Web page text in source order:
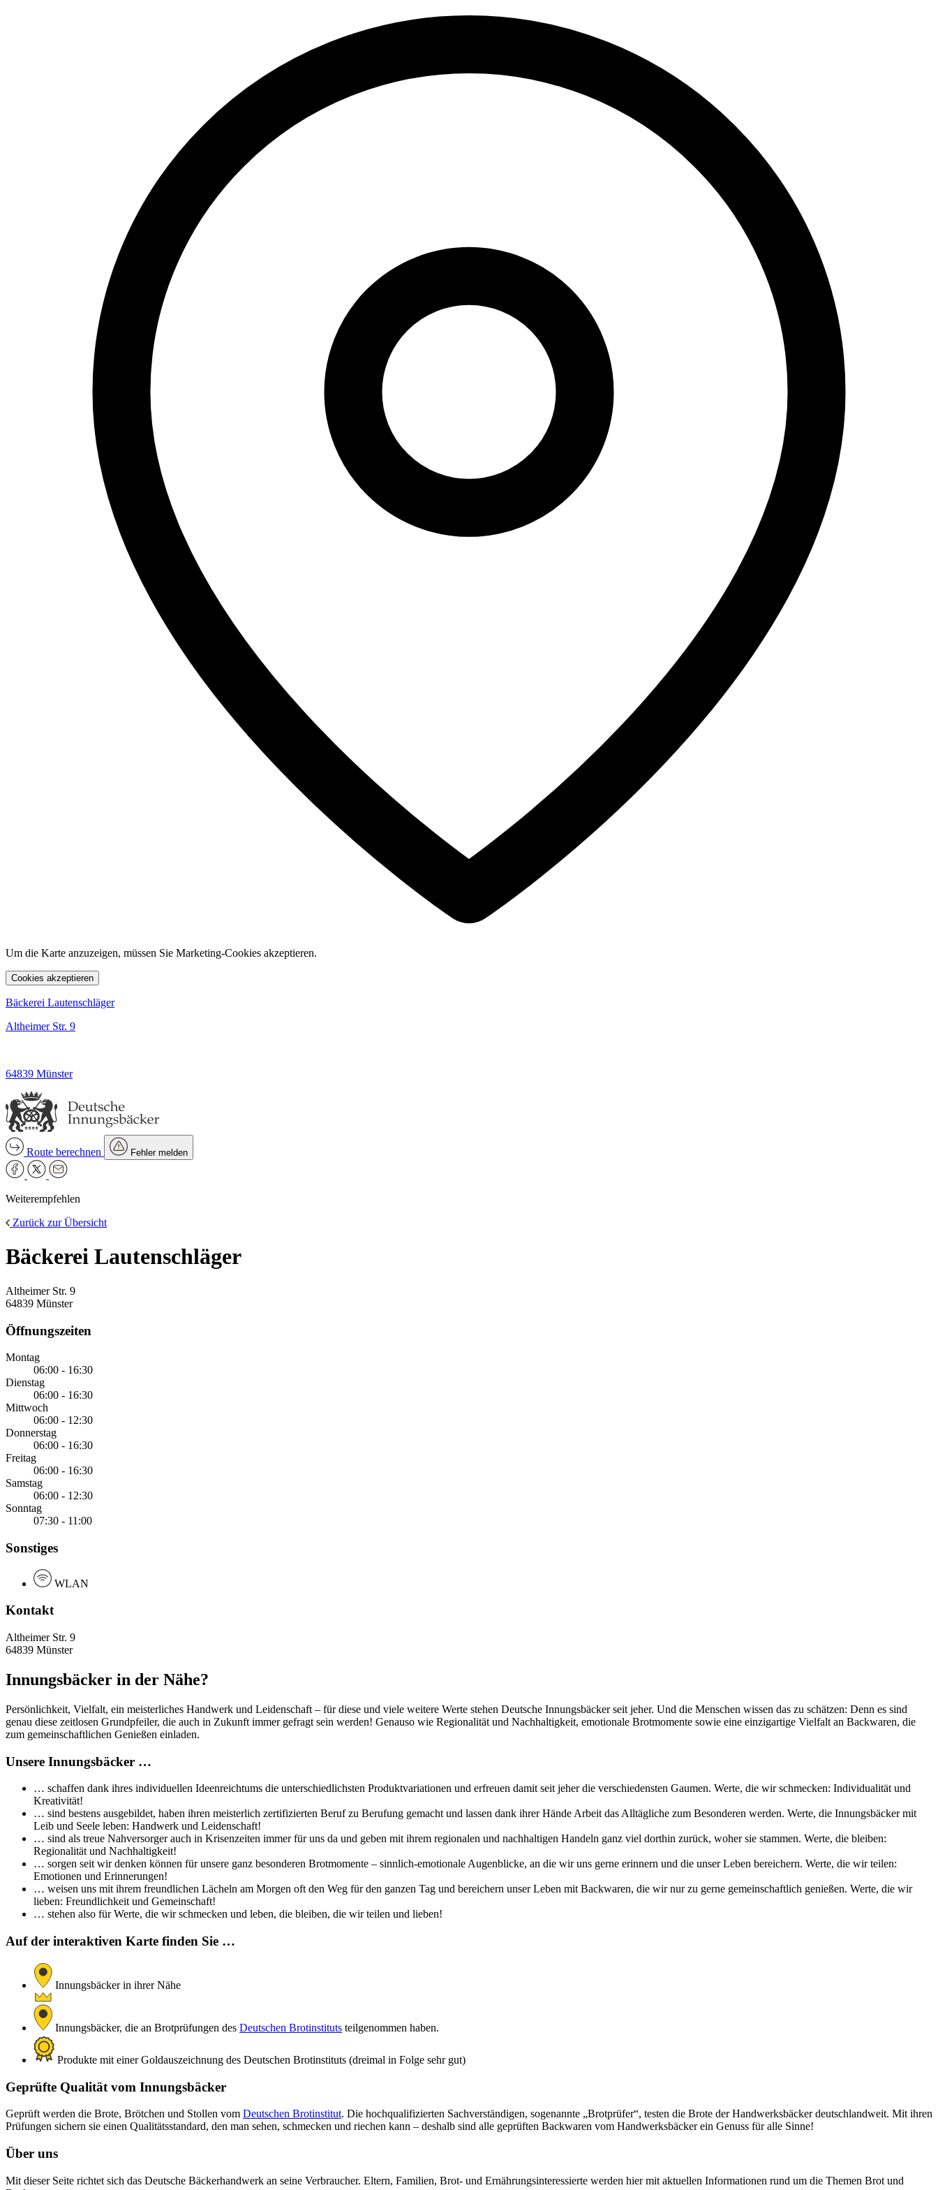
Um die Karte anzuzeigen, müssen Sie Marketing-Cookies akzeptieren.
Cookies akzeptieren
Bäckerei Lautenschläger
Altheimer Str. 9
64839 Münster
Route berechnen Fehler melden
Weiterempfehlen
Zurück zur Übersicht
Bäckerei Lautenschläger
Altheimer Str. 9
64839 Münster
Öffnungszeiten
Montag
06:00 - 16:30
Dienstag
06:00 - 16:30
Mittwoch
06:00 - 12:30
Donnerstag
06:00 - 16:30
Freitag
06:00 - 16:30
Samstag
06:00 - 12:30
Sonntag
07:30 - 11:00
Sonstiges
WLAN
Kontakt
Altheimer Str. 9
64839 Münster
Innungsbäcker in der Nähe?
Persönlichkeit, Vielfalt, ein meisterliches Handwerk und Leidenschaft – für diese und viele weitere Werte stehen Deutsche Innungsbäcker seit jeher. Und die Menschen wissen das zu schätzen: Denn es sind
genau diese zeitlosen Grundpfeiler, die auch in Zukunft immer gefragt sein werden! Genauso wie Regionalität und Nachhaltigkeit, emotionale Brotmomente sowie eine einzigartige Vielfalt an Backwaren, die
zum gemeinschaftlichen Genießen einladen.
Unsere Innungsbäcker …
… schaffen dank ihres individuellen Ideenreichtums die unterschiedlichsten Produktvariationen und erfreuen damit seit jeher die verschiedensten Gaumen. Werte, die wir schmecken: Individualität und
Kreativität!
… sind bestens ausgebildet, haben ihren meisterlich zertifizierten Beruf zu Berufung gemacht und lassen dank ihrer Hände Arbeit das Alltägliche zum Besonderen werden. Werte, die Innungsbäcker mit
Leib und Seele leben: Handwerk und Leidenschaft!
… sind als treue Nahversorger auch in Krisenzeiten immer für uns da und geben mit ihrem regionalen und nachhaltigen Handeln ganz viel dorthin zurück, woher sie stammen. Werte, die bleiben:
Regionalität und Nachhaltigkeit!
… sorgen seit wir denken können für unsere ganz besonderen Brotmomente – sinnlich-emotionale Augenblicke, an die wir uns gerne erinnern und die unser Leben bereichern. Werte, die wir teilen:
Emotionen und Erinnerungen!
… weisen uns mit ihrem freundlichen Lächeln am Morgen oft den Weg für den ganzen Tag und bereichern unser Leben mit Backwaren, die wir nur zu gerne gemeinschaftlich genießen. Werte, die wir
lieben: Freundlichkeit und Gemeinschaft!
… stehen also für Werte, die wir schmecken und leben, die bleiben, die wir teilen und lieben!
Auf der interaktiven Karte finden Sie …
Innungsbäcker in ihrer Nähe
Innungsbäcker, die an Brotprüfungen des Deutschen Brotinstituts teilgenommen haben.
Produkte mit einer Goldauszeichnung des Deutschen Brotinstituts (dreimal in Folge sehr gut)
Geprüfte Qualität vom Innungsbäcker
Geprüft werden die Brote, Brötchen und Stollen vom Deutschen Brotinstitut. Die hochqualifizierten Sachverständigen, sogenannte „Brotprüfer“, testen die Brote der Handwerksbäcker deutschlandweit. Mit ihren
Prüfungen sichern sie einen Qualitätsstandard, den man sehen, schmecken und riechen kann – deshalb sind alle geprüften Backwaren vom Handwerksbäcker ein Genuss für alle Sinne!
Über uns
Mit dieser Seite richtet sich das Deutsche Bäckerhandwerk an seine Verbraucher. Eltern, Familien, Brot- und Ernährungsinteressierte werden hier mit aktuellen Informationen rund um die Themen Brot und